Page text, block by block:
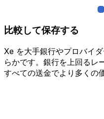
比較して保存する
Xe を大手銀行やプロバイ
らかです。銀行を上回るレ
すべての送金でより多くの